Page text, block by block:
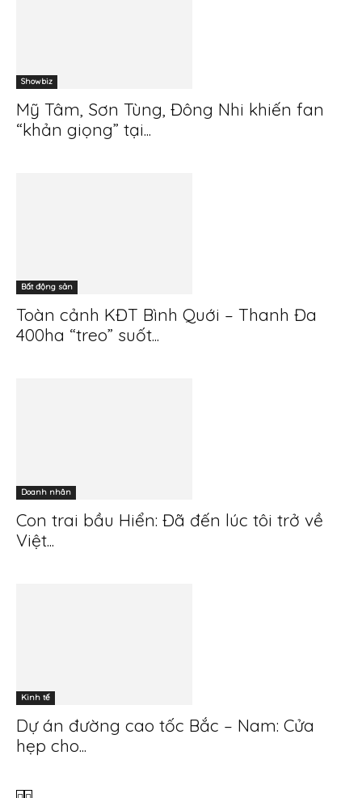
Showbiz
Mỹ Tâm, Sơn Tùng, Đông Nhi khiến fan
“khản giọng” tại...
Bất động sản
Toàn cảnh KĐT Bình Quới – Thanh Đa
400ha “treo” suốt...
Doanh nhân
Con trai bầu Hiển: Đã đến lúc tôi trở về
Việt...
Kinh tế
Dự án đường cao tốc Bắc – Nam: Cửa
hẹp cho...